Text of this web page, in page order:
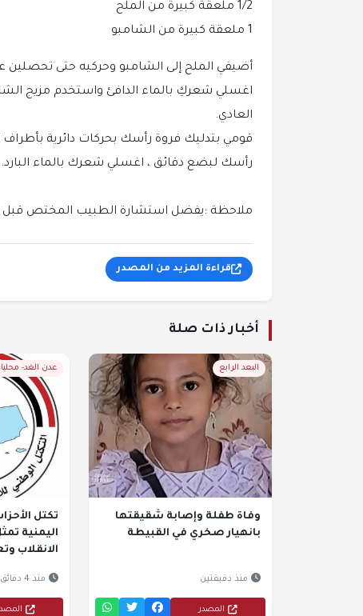
1/2 ملعقة كبيرة من الملح
1 ملعقة كبيرة من الشامبو
أضيفي الملح إلى الشامبو وحركيه حتى تحصلين
اغسلي شعركِ بالماء الدافئ واستخدم مزيج
العادي.
قومي بتدليك فروة رأسك بحركات دائرية
رأسك لبضع دقائق ، اغسلي شعرك بالماء البارد.
ملاحظة :يفضل استشارة الطبيب المختص قبل
قراءة المزيد من المصدر
أخبار ذات صلة
البعد الرابع
وفاة طفلة وإصابة شقيقتها
بانهيار صخري في القبيطة
منذ دقيقتين
المصدر
عدن الغد-
تكتل
اليمنية
الانقلاب
منذ 4 دقائق